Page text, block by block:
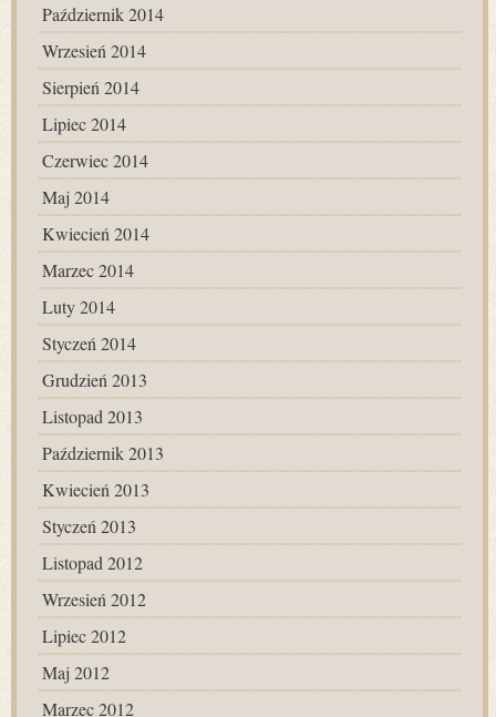
Październik 2014
Wrzesień 2014
Sierpień 2014
Lipiec 2014
Czerwiec 2014
Maj 2014
Kwiecień 2014
Marzec 2014
Luty 2014
Styczeń 2014
Grudzień 2013
Listopad 2013
Październik 2013
Kwiecień 2013
Styczeń 2013
Listopad 2012
Wrzesień 2012
Lipiec 2012
Maj 2012
Marzec 2012